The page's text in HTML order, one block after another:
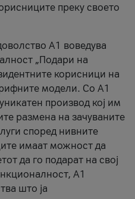
преку своето
А1 воведува
„Подари на
корисници на
модели. Со A1
производ кој им
размена на зачуваните
според нивните
имаат можност да
да го подарат на свој
А1
што ја